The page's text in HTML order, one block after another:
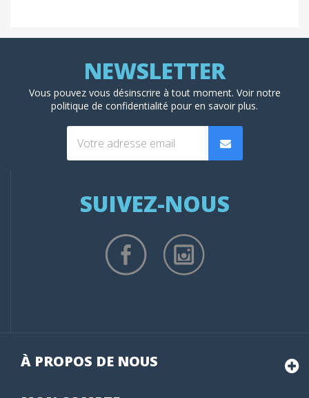
Vous pouvez vous désinscrire à tout moment. Voir notre
politique de confidentialité pour en savoir plus.
SUIVEZ-NOUS
À PROPOS DE NOUS